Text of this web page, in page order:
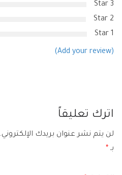
3 Star
2 Star
1 Star
(Add your review)
اترك تعليقاً
لن يتم نشر عنوان بريدك الإلكتروني.
بـ *